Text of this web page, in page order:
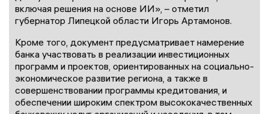
включая решения на основе ИИ», – отметил
губернатор Липецкой области Игорь Артамонов.
Кроме того, документ предусматривает намерение
банка участвовать в реализации инвестиционных
программ и проектов, ориентированных на социально-
экономическое развитие региона, а также в
совершенствовании программы кредитования, и
обеспечении широким спектром высококачественных